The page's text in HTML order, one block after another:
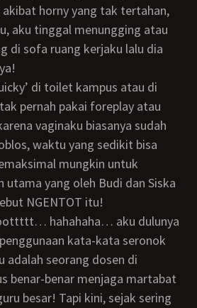
horny yang tak tertahan,
aku tinggal menungging atau
di sofa ruang kerjaku lalu dia
pernah pakai foreplay atau
vaginaku biasanya sudah
waktu yang sedikit bisa
mungkin untuk
utama yang oleh Budi dan Siska
NGENTOT itu!
kata-kata seronok
adalah seorang dosen di
benar-benar menjaga martabat
besar! Tapi kini, sejak sering